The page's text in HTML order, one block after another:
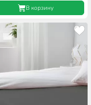
В корзину